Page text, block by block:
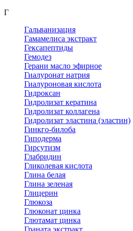
Г
Гальванизация
Гамамелиса экстракт
Гексапептиды
Гемодез
Герани масло эфирное
Гиалуронат натрия
Гиалуроновая кислота
Гидроксан
Гидролизат кератина
Гидролизат коллагена
Гидролизат эластина (эластин)
Гинкго-билоба
Гиподерма
Гирсутизм
Глабридин
Гликолевая кислота
Глина белая
Глина зеленая
Глицерин
Глюкоза
Глюконат цинка
Глютамат цинка
Граната экстракт